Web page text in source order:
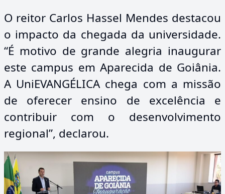
O reitor Carlos Hassel Mendes destacou
o impacto da chegada da universidade.
“É motivo de grande alegria inaugurar
este campus em Aparecida de Goiânia.
A UniEVANGÉLICA chega com a missão
de oferecer ensino de excelência e
contribuir com o desenvolvimento
regional”, declarou.